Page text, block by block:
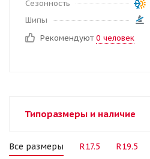
Сезонность
Шипы
Рекомендуют 0 человек
Типоразмеры и наличие
Все размеры R17.5 R19.5